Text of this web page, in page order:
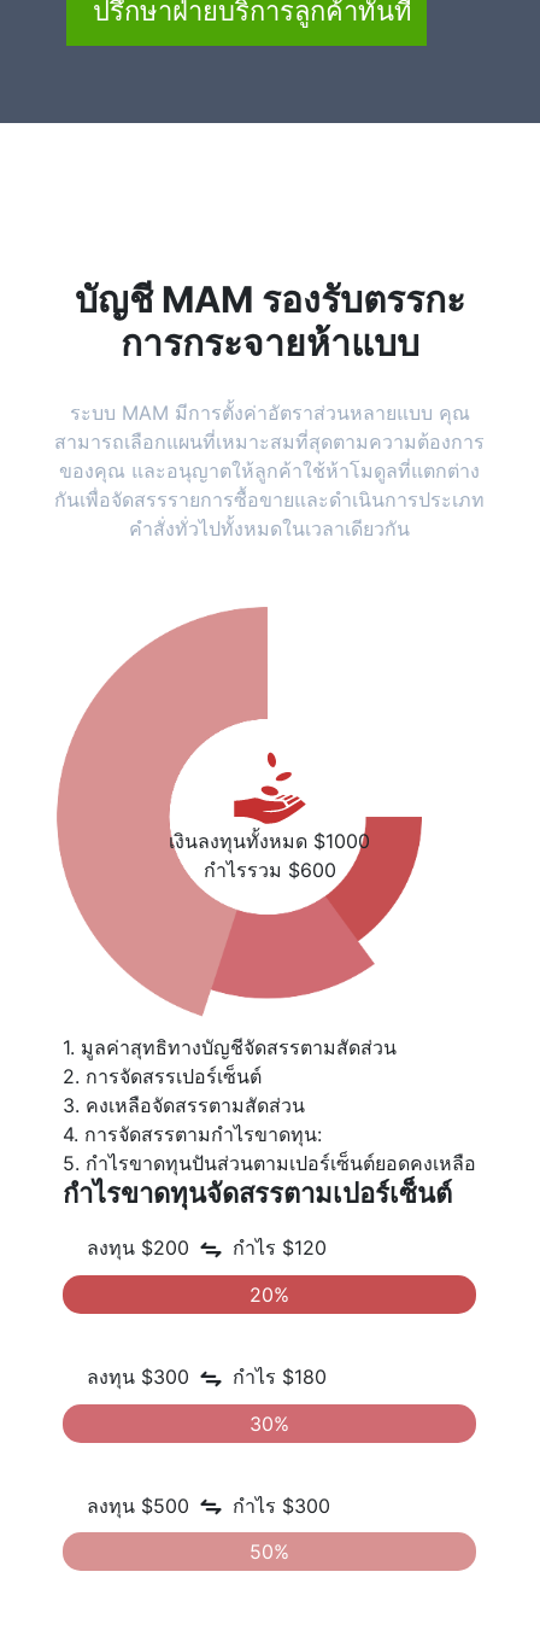
ปรึกษาฝ่ายบริการลูกค้าทันที
บัญชี MAM รองรับตรรกะ
การกระจายห้าแบบ
ระบบ MAM มีการตั้งค่าอัตราส่วนหลายแบบ คุณ
สามารถเลือกแผนที่เหมาะสมที่สุดตามความต้องการ
ของคุณ และอนุญาตให้ลูกค้าใช้ห้าโมดูลที่แตกต่าง
กันเพื่อจัดสรรรายการซื้อขายและดำเนินการประเภท
คำสั่งทั่วไปทั้งหมดในเวลาเดียวกัน
เงินลงทุนทั้งหมด $1000
กำไรรวม $600
1. มูลค่าสุทธิทางบัญชีจัดสรรตามสัดส่วน
2. การจัดสรรเปอร์เซ็นต์
3. คงเหลือจัดสรรตามสัดส่วน
4. การจัดสรรตามกำไรขาดทุน:
5. กำไรขาดทุนปันส่วนตามเปอร์เซ็นต์ยอดคงเหลือ
กำไรขาดทุนจัดสรรตามเปอร์เซ็นต์
ลงทุน $200
กำไร $120
20%
ลงทุน $300
กำไร $180
30%
ลงทุน $500
กำไร $300
50%